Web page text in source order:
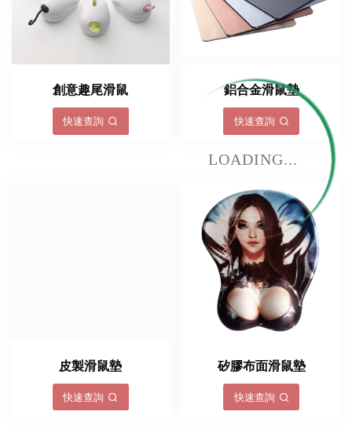
LOADING...
創意趣尾滑鼠
快速查詢
鋁合金滑鼠墊
快速查詢
皮製滑鼠墊
快速查詢
矽膠布面滑鼠墊
快速查詢